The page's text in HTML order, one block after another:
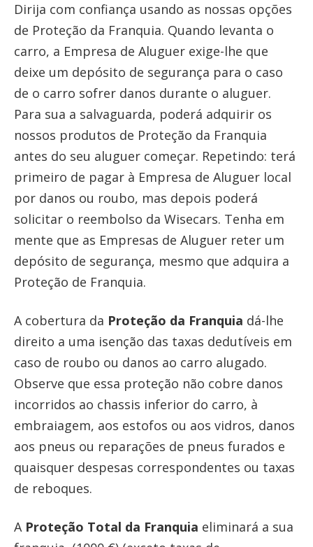
Dirija com confiança usando as nossas opções
de Proteção da Franquia. Quando levanta o
carro, a Empresa de Aluguer exige-lhe que
deixe um depósito de segurança para o caso
de o carro sofrer danos durante o aluguer.
Para sua a salvaguarda, poderá adquirir os
nossos produtos de Proteção da Franquia
antes do seu aluguer começar. Repetindo: terá
primeiro de pagar à Empresa de Aluguer local
por danos ou roubo, mas depois poderá
solicitar o reembolso da Wisecars. Tenha em
mente que as Empresas de Aluguer reter um
depósito de segurança, mesmo que adquira a
Proteção de Franquia.
A cobertura da Proteção da Franquia dá-lhe
direito a uma isenção das taxas dedutíveis em
caso de roubo ou danos ao carro alugado.
Observe que essa proteção não cobre danos
incorridos ao chassis inferior do carro, à
embraiagem, aos estofos ou aos vidros, danos
aos pneus ou reparações de pneus furados e
quaisquer despesas correspondentes ou taxas
de reboques.
A Proteção Total da Franquia eliminará a sua